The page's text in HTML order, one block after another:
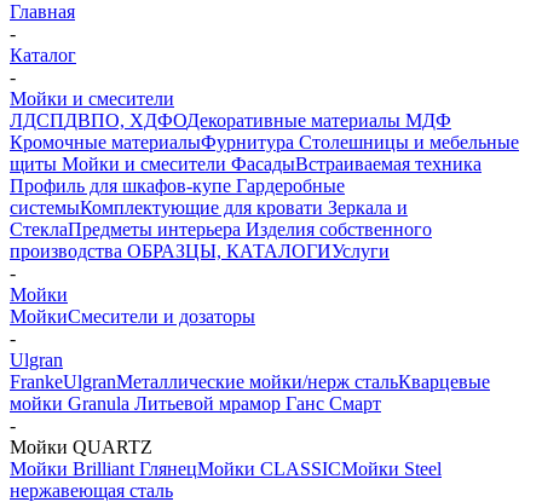
Главная
-
Каталог
-
Мойки и смесители
ЛДСПДВПО, ХДФОДекоративные материалы МДФ
Кромочные материалыФурнитура Столешницы и мебельные
щиты Мойки и смесители ФасадыВстраиваемая техника
Профиль для шкафов-купе Гардеробные
системыКомплектующие для кровати Зеркала и
СтеклаПредметы интерьера Изделия собственного
производства ОБРАЗЦЫ, КАТАЛОГИУслуги
-
Мойки
МойкиСмесители и дозаторы
-
Ulgran
FrankeUlgranМеталлические мойки/нерж стальКварцевые
мойки Granula Литьевой мрамор Ганс Смарт
-
Мойки QUARTZ
Мойки Brilliant ГлянецМойки CLASSICМойки Steel
нержавеющая сталь